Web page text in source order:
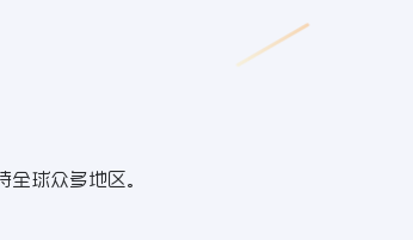
球众多地区。